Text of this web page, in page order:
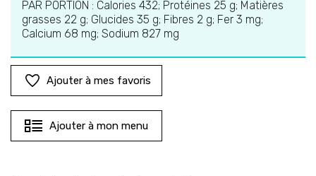
PAR PORTION : Calories 432; Protéines 25 g; Matières
grasses 22 g; Glucides 35 g; Fibres 2 g; Fer 3 mg;
Calcium 68 mg; Sodium 827 mg
Ajouter à mes favoris
Ajouter à mon menu